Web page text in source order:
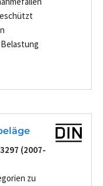
(2007-
zu